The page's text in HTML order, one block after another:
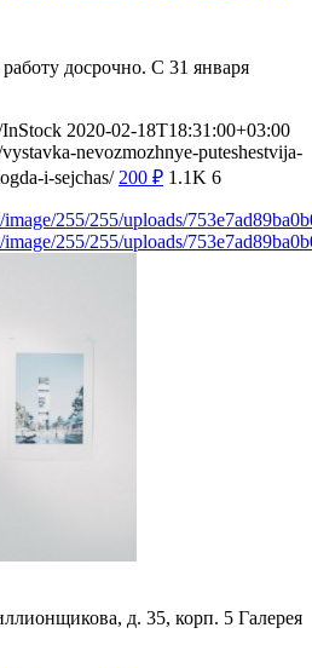
досрочно. С 31 января
InStock 2020-02-18T18:31:00+03:00
nevozmozhnye-puteshestvija-
i-sejchas/ 200 ₽ 1.1K 6
255/255/uploads/
255/255/uploads/
д. 35, корп. 5 Галерея